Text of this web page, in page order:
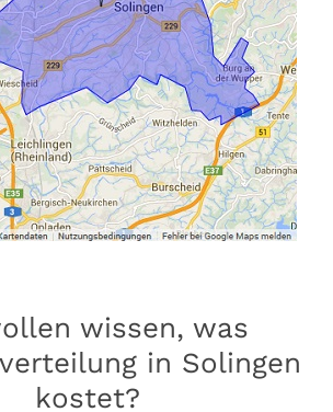
wissen, was
in Solingen
kostet?